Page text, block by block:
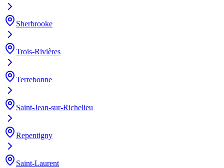
Sherbrooke
Trois-Rivières
Terrebonne
Saint-Jean-sur-Richelieu
Repentigny
Saint-Laurent